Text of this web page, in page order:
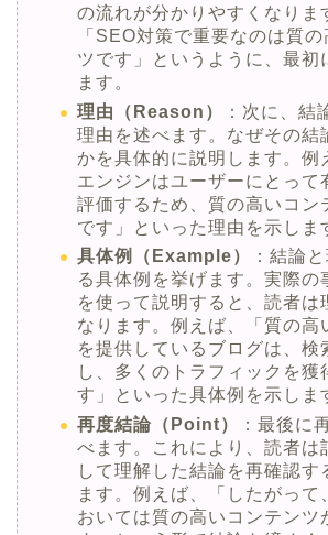
の流れが分かりやすくなりま
「SEO対策で重要なのは質
ツです」というように、最初
ます。
理由（Reason）
：次に、結
理由を述べます。なぜその結
かを具体的に説明します。例
エンジンはユーザーにとって
評価するため、質の高いコン
です」といった理由を示しま
具体例（Example）
：結論
る具体例を挙げます。実際の
を使って説明すると、読者は
なります。例えば、「質の高
を提供しているブログは、検
し、多くのトラフィックを獲
す」といった具体例を示しま
再度結論（Point）
：最後に
べます。これにより、読者は
して理解した結論を再確認す
ます。例えば、「したがって
おいては質の高いコンテンツ